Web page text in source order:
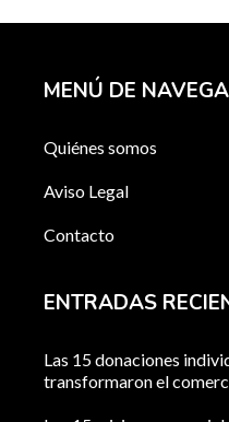
MENÚ DE
Quiénes somos
Aviso Legal
Contacto
ENTRADAS
Las 15 donaciones
transformaron el